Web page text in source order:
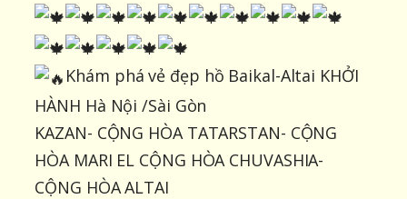
Khám phá vẻ đẹp hồ Baikal-Altai KHỞI
HÀNH Hà Nội /Sài Gòn
KAZAN- CỘNG HÒA TATARSTAN- CỘNG
HÒA MARI EL CỘNG HÒA CHUVASHIA-
CỘNG HÒA ALTAI